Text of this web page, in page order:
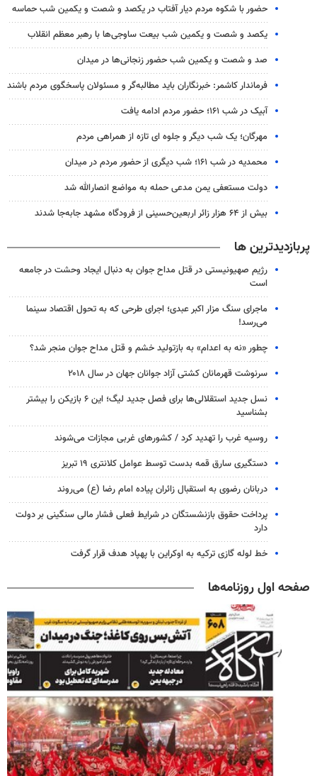
حضور با شکوه مردم دیار آفتاب در یکصد و شصت و یکمین شب حماسه
یکصد و شصت و یکمین شب بیعت ساوجی‌ها با رهبر معظم انقلاب
صد و شصت و یکمین شب حضور زنجانی‌ها در میدان
فرماندار کاشمر: خبرنگاران باید مطالبه‌گر و مسئولان پاسخگوی مردم باشند
آبیک در شب ۱۶۱؛ حضور مردم ادامه یافت
مهرگان؛ یک شب دیگر و جلوه ای تازه از همراهی مردم
محمدیه در شب ۱۶۱؛ شب دیگری از حضور مردم در میدان
دولت مستعفی یمن مدعی حمله به مواضع انصارالله شد
بیش از ۶۴ هزار زائر اربعین‌حسینی از فرودگاه مشهد جابه‌جا شدند
پربازدیدترین ها
رژیم صهیونیستی در قتل مداح جوان به دنبال ایجاد وحشت در جامعه
است
ماجرای سنگ مزار اکبر عبدی؛ اجرای طرحی که به تحول اقتصاد سینما
می‌رسد!
چطور «نه به اعدام» به بازتولید خشم و قتل مداح جوان منجر شد؟
سرنوشت قهرمانان کشتی آزاد جوانان جهان در سال ۲۰۱۸
نسل جدید استقلالی‌ها برای فصل جدید لیگ؛ این ۶ بازیکن را بیشتر
بشناسید
روسیه غرب را تهدید کرد / کشورهای غربی مجازات می‌شوند
دستگیری سارق قمه بدست توسط عوامل کلانتری ۱۹ تبریز
دربانان رضوی به استقبال زائران پیاده امام رضا (ع) می‌روند
پرداخت حقوق بازنشستگان در شرایط فعلی فشار مالی سنگینی بر دولت
دارد
خط لوله گازی ترکیه به اوکراین با پهپاد هدف قرار گرفت
صفحه اول روزنامه‌ها